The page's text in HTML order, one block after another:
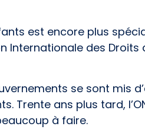
est encore plus
Internationale des Droits
se sont mis
Trente ans plus tard,
à faire.